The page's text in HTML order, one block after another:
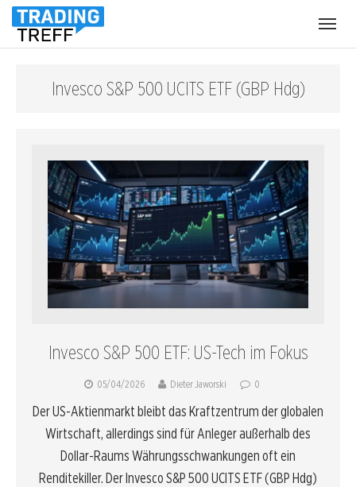
Invesco S&P 500 UCITS ETF (GBP Hdg)
Invesco S&P 500 ETF: US-Tech im Fokus
05/04/2026 Dieter Jaworski 0
Der US-Aktienmarkt bleibt das Kraftzentrum der globalen
Wirtschaft, allerdings sind für Anleger außerhalb des
Dollar-Raums Währungsschwankungen oft ein
Renditekiller. Der Invesco S&P 500 UCITS ETF (GBP Hdg)